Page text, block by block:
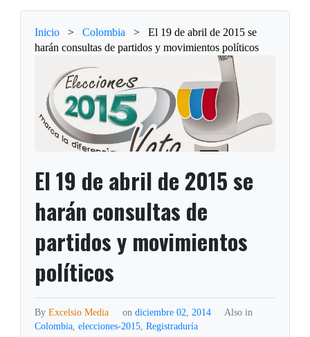
Inicio > Colombia >
El 19 de abril de 2015 se
harán consultas de partidos y movimientos políticos
El 19 de abril de 2015 se
harán consultas de
partidos y movimientos
políticos
ByExcelsio Media on diciembre 02, 2014
Also in
Colombia,elecciones-2015,Registraduría